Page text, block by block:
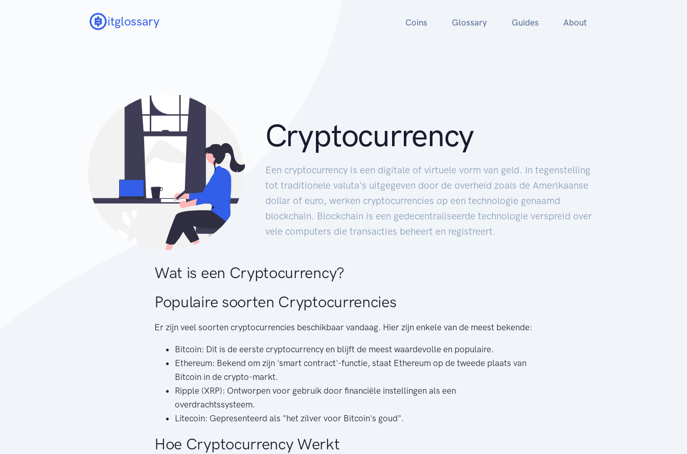
itglossary Coins Glossary Guides About
Cryptocurrency
Een cryptocurrency is een digitale of virtuele vorm van geld. In tegenstelling
tot traditionele valuta's uitgegeven door de overheid zoals de Amerikaanse
dollar of euro, werken cryptocurrencies op een technologie genaamd
blockchain. Blockchain is een gedecentraliseerde technologie verspreid over
vele computers die transacties beheert en registreert.
Wat is een Cryptocurrency?
Populaire soorten Cryptocurrencies
Er zijn veel soorten cryptocurrencies beschikbaar vandaag. Hier zijn enkele van de meest bekende:
Bitcoin: Dit is de eerste cryptocurrency en blijft de meest waardevolle en populaire.
Ethereum: Bekend om zijn 'smart contract'-functie, staat Ethereum op de tweede plaats van
Bitcoin in de crypto-markt.
Ripple (XRP): Ontworpen voor gebruik door financiële instellingen als een
overdrachtssysteem.
Litecoin: Gepresenteerd als "het zilver voor Bitcoin's goud".
Hoe Cryptocurrency Werkt